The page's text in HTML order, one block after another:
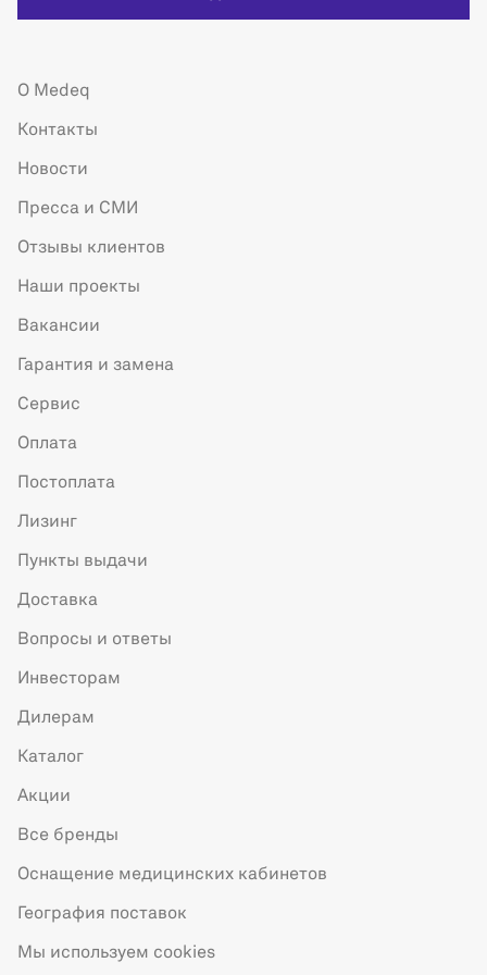
О Medeq
Контакты
Новости
Пресса и СМИ
Отзывы клиентов
Наши проекты
Вакансии
Гарантия и замена
Сервис
Оплата
Постоплата
Лизинг
Пункты выдачи
Доставка
Вопросы и ответы
Инвесторам
Дилерам
Каталог
Акции
Все бренды
Оснащение медицинских кабинетов
География поставок
Мы используем cookies